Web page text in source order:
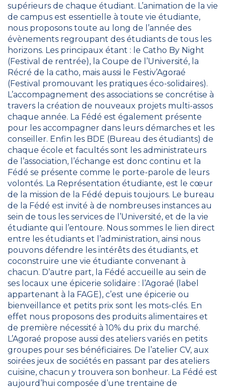
supérieurs de chaque étudiant. L’animation de la vie
de campus est essentielle à toute vie étudiante,
nous proposons toute au long de l’année des
évènements regroupant des étudiants de tous les
horizons. Les principaux étant : le Catho By Night
(Festival de rentrée), la Coupe de l’Université, la
Récré de la catho, mais aussi le Festiv’Agoraé
(Festival promouvant les pratiques éco-solidaires).
L’accompagnement des associations se concrétise à
travers la création de nouveaux projets multi-assos
chaque année. La Fédé est également présente
pour les accompagner dans leurs démarches et les
conseiller. Enfin les BDE (Bureau des étudiants) de
chaque école et facultés sont les administrateurs
de l’association, l’échange est donc continu et la
Fédé se présente comme le porte-parole de leurs
volontés. La Représentation étudiante, est le cœur
de la mission de la Fédé depuis toujours. Le bureau
de la Fédé est invité à de nombreuses instances au
sein de tous les services de l’Université, et de la vie
étudiante qui l’entoure. Nous sommes le lien direct
entre les étudiants et l’administration, ainsi nous
pouvons défendre les intérêts des étudiants, et
coconstruire une vie étudiante convenant à
chacun. D’autre part, la Fédé accueille au sein de
ses locaux une épicerie solidaire : l’Agoraé (label
appartenant à la FAGE), c’est une épicerie ou
bienveillance et petits prix sont les mots-clés. En
effet nous proposons des produits alimentaires et
de première nécessité à 10% du prix du marché.
L’Agoraé propose aussi des ateliers variés en petits
groupes pour ses bénéficiaires. De l’atelier CV, aux
soirées jeux de sociétés en passant par des ateliers
cuisine, chacun y trouvera son bonheur. La Fédé est
aujourd’hui composée d’une trentaine de